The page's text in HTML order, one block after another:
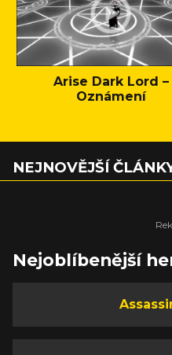
Arise Dark Lord –
Oznámení
NEJNOVĚJŠÍ
Nejoblíbenější